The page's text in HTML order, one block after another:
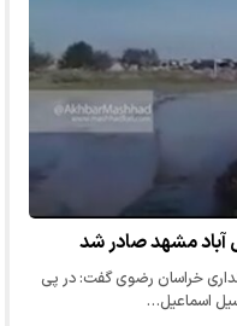
مشهد صادر شد
خراسان رضوی گفت: در پی
اسماعیل…